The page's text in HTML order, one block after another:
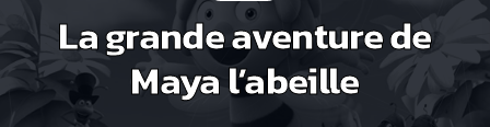
La grande aventure de
Maya l’abeille